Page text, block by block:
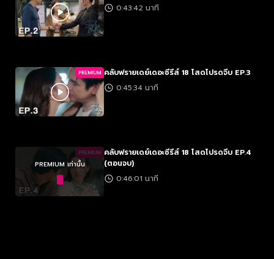
0:43:42 นาที
PREMIUM คลับฟรายเดย์เดอะซีรีส์ 18 โสดโปรดจีบ EP.3
0:45:34 นาที
PREMIUM
PREMIUM เท่านั้น
คลับฟรายเดย์เดอะซีรีส์ 18 โสดโปรดจีบ EP.4
(ตอนจบ)
0:46:01 นาที